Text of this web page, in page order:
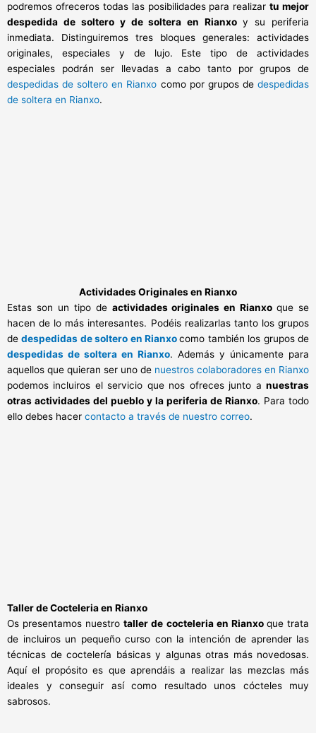
podremos ofreceros todas las posibilidades para realizartu mejor
despedida de soltero y de soltera en Rianxoy su periferia
inmediata. Distinguiremos tres bloques generales: actividades
originales, especiales y de lujo. Este tipo de actividades
especiales podrán ser llevadas a cabo tanto por grupos de
despedidas de soltero en Rianxo como por grupos dedespedidas
de soltera en Rianxo.
Actividades Originales en Rianxo
Estas son un tipo de actividades originales en Rianxoque se
hacen de lo más interesantes. Podéis realizarlas tanto los grupos
dedespedidas de soltero en Rianxocomo también los grupos de
despedidas de soltera en Rianxo. Además y únicamente para
aquellos que quieran ser uno de nuestros colaboradores en Rianxo
podemos incluiros el servicio que nos ofreces junto a nuestras
otras actividades del pueblo y la periferia de Rianxo. Para todo
ello debes hacer contacto a través de nuestro correo.
Taller de Cocteleria en Rianxo
Os presentamos nuestrotaller de cocteleria en Rianxo que trata
de incluiros un pequeño curso con la intención de aprender las
técnicas de coctelería básicas y algunas otras más novedosas.
Aquí el propósito es que aprendáis a realizar las mezclas más
ideales y conseguir así como resultado unos cócteles muy
sabrosos.